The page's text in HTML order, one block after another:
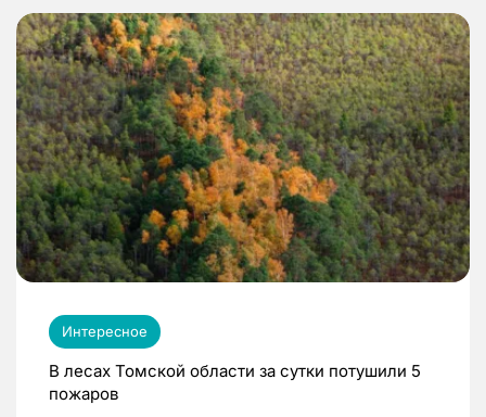
Интересное
В лесах Томской области за сутки потушили 5
пожаров